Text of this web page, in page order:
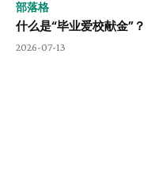
部落格
什么是“毕业爱校献金”？
2026-07-13